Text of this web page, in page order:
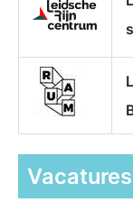
Vacatures